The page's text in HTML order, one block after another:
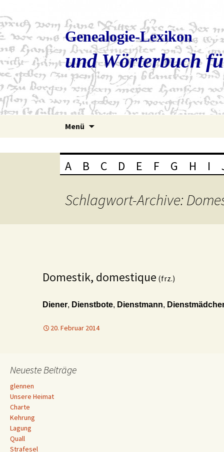
Genealogie-Lexikon
und Wörterbuch
Menü
A B C D E F G H I
Schlagwort-Archive:
Domestik, domestique (frz.)
Diener, Dienstbote, Dienstmann,
20. Februar 2014
Neueste Beiträge
glennen
Unsere Heimat
Charte
Kehrung
Lagung
Quall
Strafesel